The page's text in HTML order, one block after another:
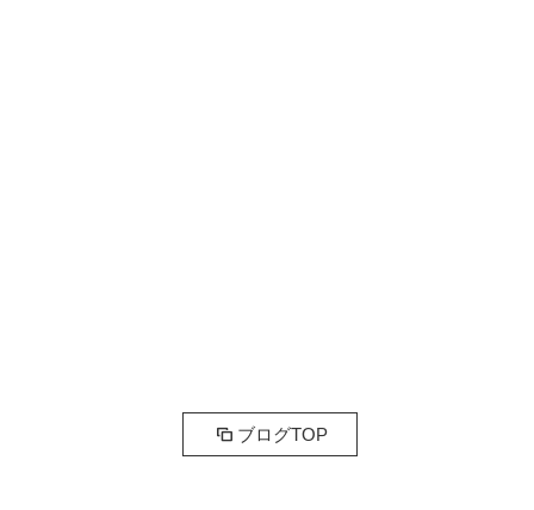
ブログTOP